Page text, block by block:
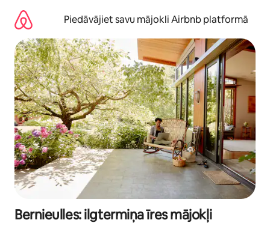
saturu
Piedāvājiet savu mājokli Airbnb platformā
Bernieulles: ilgtermiņa īres mājokļi